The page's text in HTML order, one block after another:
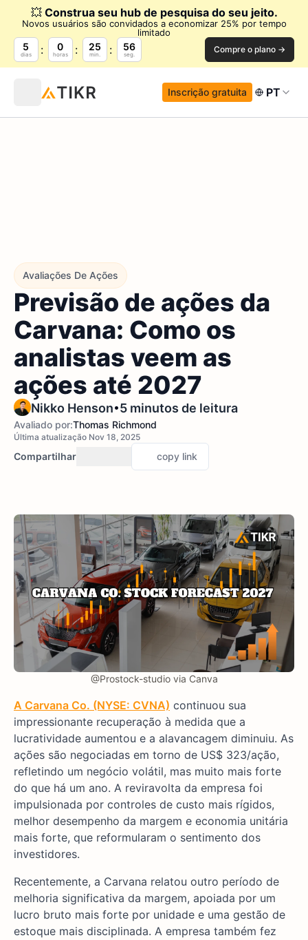
💥 Construa seu hub de pesquisa do seu jeito.
Novos usuários são convidados a economizar 25% por tempo
limitado
5
dias
0
horas
25
min.
55
seg. Compre o plano →
Inscrição gratuita PT
Avaliações De Ações
Previsão de ações da
Carvana: Como os
analistas veem as
ações até 2027
Nikko Henson•5 minutos de leitura
Avaliado por:Thomas Richmond
Última atualização Nov 18, 2025
Compartilhar copy link
@Prostock-studio via Canva
A Carvana Co. (NYSE: CVNA) continuou sua
impressionante recuperação à medida que a
lucratividade aumentou e a alavancagem diminuiu. As
ações são negociadas em torno de US$ 323/ação,
refletindo um negócio volátil, mas muito mais forte
do que há um ano. A reviravolta da empresa foi
impulsionada por controles de custo mais rígidos,
melhor desempenho da margem e economia unitária
mais forte, que reformularam o sentimento dos
investidores.
Recentemente, a Carvana relatou outro período de
melhoria significativa da margem, apoiada por um
lucro bruto mais forte por unidade e uma gestão de
estoque mais disciplinada. A empresa também fez